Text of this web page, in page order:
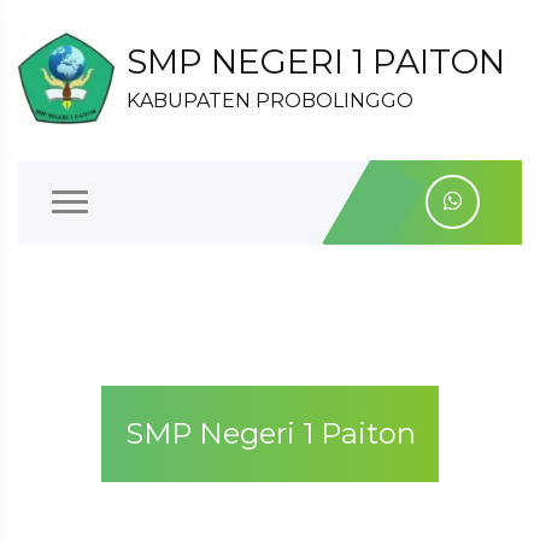
SMP NEGERI 1 PAITON
KABUPATEN PROBOLINGGO
SMP Negeri 1 Paiton